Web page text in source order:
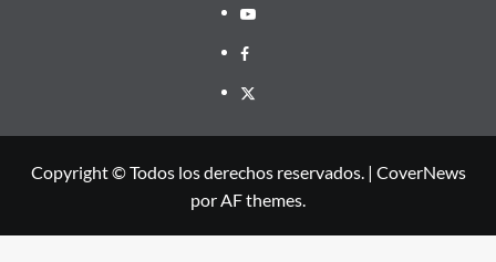
Youtube
Facebook
X
Copyright © Todos los derechos reservados. | CoverNews
por AF themes.